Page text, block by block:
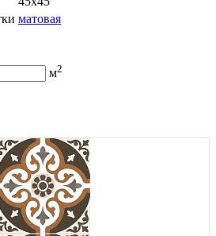
матовая
м2